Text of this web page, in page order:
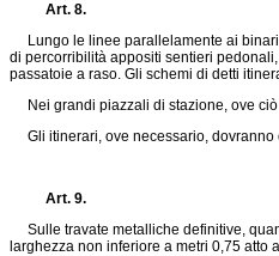
Art. 8.
Lungo le linee parallelamente ai
di percorribilità appositi sentieri
passatoie a raso. Gli schemi di detti
Nei grandi piazzali di stazione, ove
Gli itinerari, ove necessario, dovranno
Art. 9.
Sulle travate metalliche definitive,
larghezza non inferiore a metri 0,75